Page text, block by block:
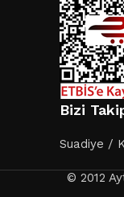
Bizi
Suadiye /
© 2012